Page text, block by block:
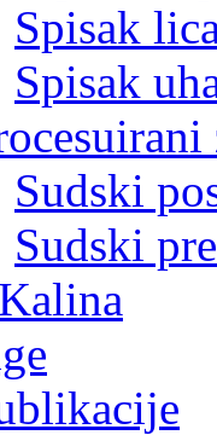
Spisak
Spisak
Sudski
Sudski